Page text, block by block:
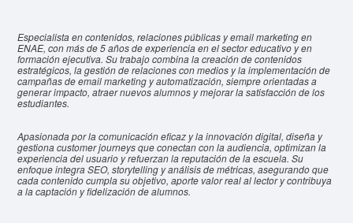
Especialista en contenidos, relaciones públicas y email marketing en
ENAE, con más de 5 años de experiencia en el sector educativo y en
formación ejecutiva. Su trabajo combina la creación de contenidos
estratégicos, la gestión de relaciones con medios y la implementación de
campañas de email marketing y automatización, siempre orientadas a
generar impacto, atraer nuevos alumnos y mejorar la satisfacción de los
estudiantes.
Apasionada por la comunicación eficaz y la innovación digital, diseña y
gestiona customer journeys que conectan con la audiencia, optimizan la
experiencia del usuario y refuerzan la reputación de la escuela. Su
enfoque integra SEO, storytelling y análisis de métricas, asegurando que
cada contenido cumpla su objetivo, aporte valor real al lector y contribuya
a la captación y fidelización de alumnos.